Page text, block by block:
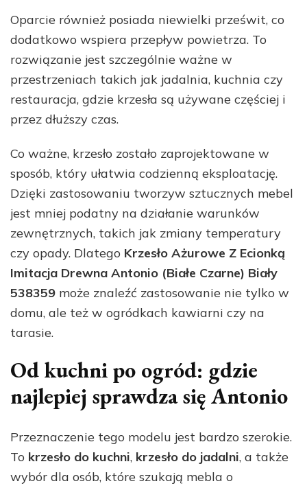
Oparcie również posiada niewielki prześwit, co
dodatkowo wspiera przepływ powietrza. To
rozwiązanie jest szczególnie ważne w
przestrzeniach takich jak jadalnia, kuchnia czy
restauracja, gdzie krzesła są używane częściej i
przez dłuższy czas.
Co ważne, krzesło zostało zaprojektowane w
sposób, który ułatwia codzienną eksploatację.
Dzięki zastosowaniu tworzyw sztucznych mebel
jest mniej podatny na działanie warunków
zewnętrznych, takich jak zmiany temperatury
czy opady. Dlatego Krzesło Ażurowe Z Ecionką
Imitacja Drewna Antonio (Białe Czarne) Biały
538359 może znaleźć zastosowanie nie tylko w
domu, ale też w ogródkach kawiarni czy na
tarasie.
Od kuchni po ogród: gdzie
najlepiej sprawdza się Antonio
Przeznaczenie tego modelu jest bardzo szerokie.
To krzesło do kuchni, krzesło do jadalni, a także
wybór dla osób, które szukają mebla o